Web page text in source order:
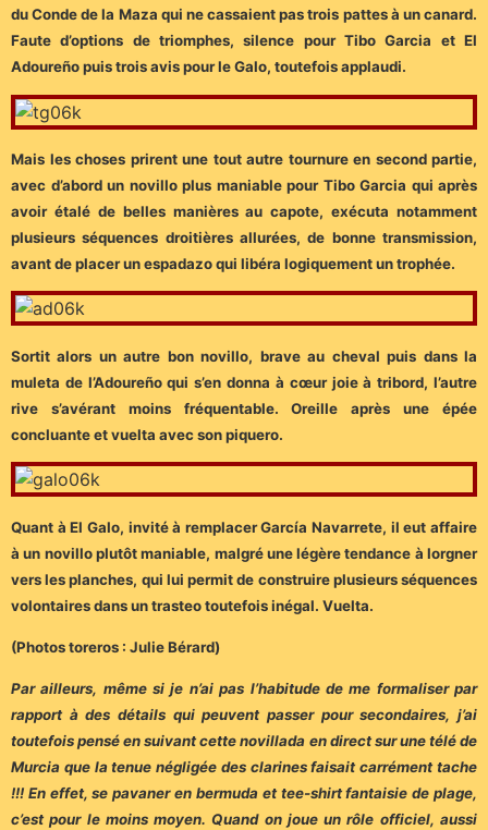
du Conde de la Maza qui ne cassaient pas trois pattes à un canard.
Faute d’options de triomphes, silence pour Tibo Garcia et El
Adoureño puis trois avis pour le Galo, toutefois applaudi.
Mais les choses prirent une tout autre tournure en second partie,
avec d’abord un novillo plus maniable pour Tibo Garcia qui après
avoir étalé de belles manières au capote, exécuta notamment
plusieurs séquences droitières allurées, de bonne transmission,
avant de placer un espadazo qui libéra logiquement un trophée.
Sortit alors un autre bon novillo, brave au cheval puis dans la
muleta de l’Adoureño qui s’en donna à cœur joie à tribord, l’autre
rive s’avérant moins fréquentable. Oreille après une épée
concluante et vuelta avec son piquero.
Quant à El Galo, invité à remplacer García Navarrete, il eut affaire
à un novillo plutôt maniable, malgré une légère tendance à lorgner
vers les planches, qui lui permit de construire plusieurs séquences
volontaires dans un trasteo toutefois inégal. Vuelta.
(Photos toreros : Julie Bérard)
Par ailleurs, même si je n’ai pas l’habitude de me formaliser par
rapport à des détails qui peuvent passer pour secondaires, j’ai
toutefois pensé en suivant cette novillada en direct sur une télé de
Murcia que la tenue négligée des clarines faisait carrément tache
!!! En effet, se pavaner en bermuda et tee-shirt fantaisie de plage,
c’est pour le moins moyen. Quand on joue un rôle officiel, aussi